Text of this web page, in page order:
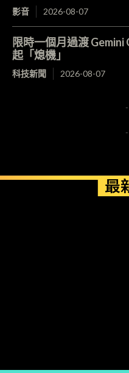
影音 2026-08-07
限時一個月過渡 Gemini
起「熄機」
科技新聞 2026-08-07
最